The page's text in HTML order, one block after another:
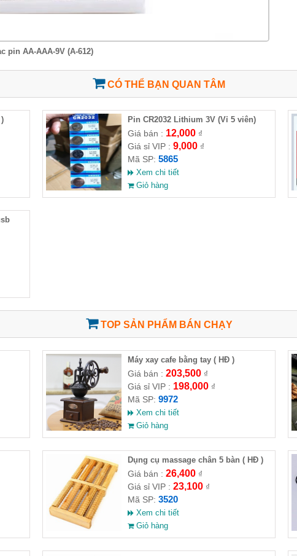
pin AA-AAA-9V (A-612)
CÓ THỂ BẠN QUAN TÂM
Pin CR2032 Lithium 3V (Vỉ 5 viên)
Giá bán : 12,000₫
Giá sỉ VIP : 9,000₫
Mã SP: 5865
Xem chi tiết
Giỏ hàng
TOP SẢN PHẨM BÁN CHẠY
Máy xay cafe bằng tay ( HĐ )
Giá bán : 203,500₫
Giá sỉ VIP : 198,000₫
Mã SP: 9972
Xem chi tiết
Giỏ hàng
Dụng cụ massage chân 5 bàn ( HĐ )
Giá bán : 26,400₫
Giá sỉ VIP : 23,100₫
Mã SP: 3520
Xem chi tiết
Giỏ hàng